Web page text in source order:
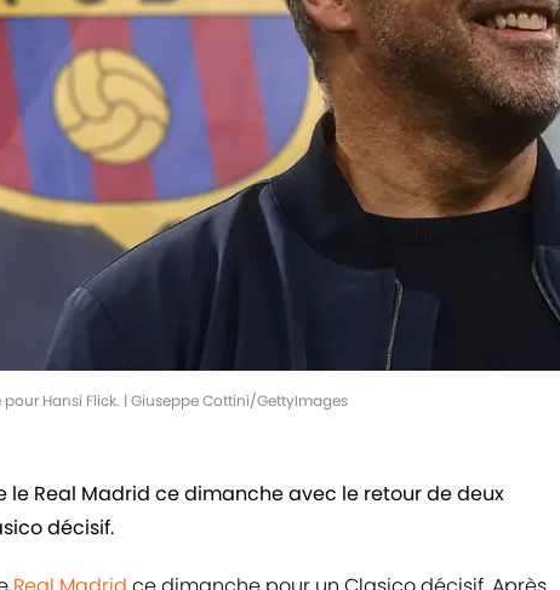
Hansi Flick. | Giuseppe Cottini/GettyImages
le Real Madrid ce dimanche avec le retour de deux
décisif.